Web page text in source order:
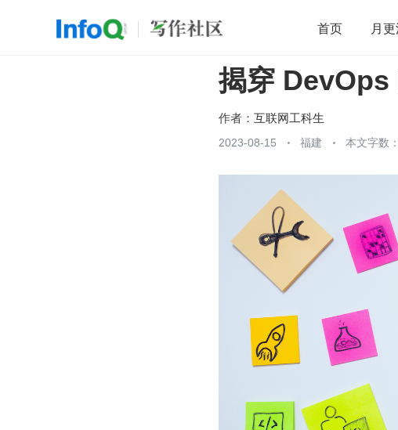
首页 月
开源 架构
揭穿 DevOps
作者： 互联网工科生
2023-08-15 福建 本文字数